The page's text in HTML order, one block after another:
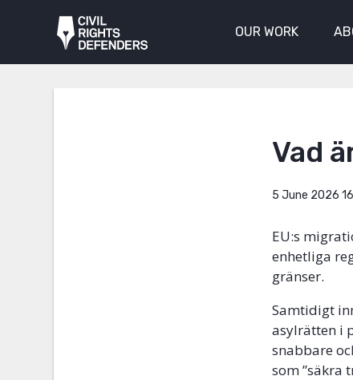
OUR WORK
Vad
5 June 2026
EU:s
enhetliga
gränser.
Samtidigt
asylrätten i
snabbare
som ”säkra